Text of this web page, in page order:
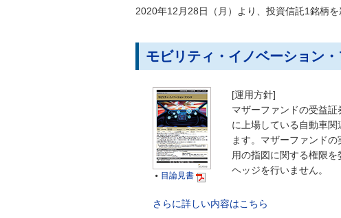
2020年12月28日（月）より、投資信託1銘柄
モビリティ・イノベーション
 目論見書
[運用方針]
マザーファンドの受益
に上場している自動車
ます。マザーファンド
用の指図に関する権限
ヘッジを行いません。
さらに詳しい内容はこちら